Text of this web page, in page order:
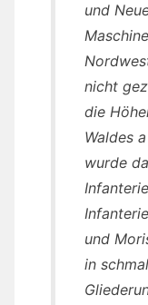
und
nicht
die
Waldes
wurde
und
in